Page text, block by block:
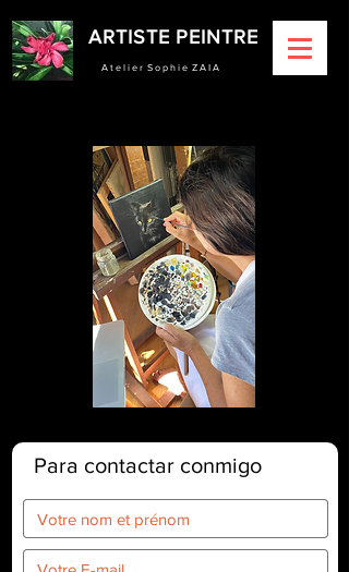
A t e l i e r S o p h i e Z A I A
ARTISTE PEINTRE
Para contactar conmigo